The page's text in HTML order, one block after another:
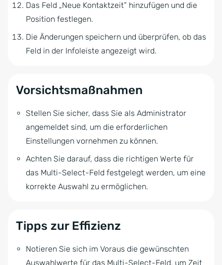
Das Feld „Neue Kontaktzeit” hinzufügen und die
Position festlegen.
Die Änderungen speichern und überprüfen, ob das
Feld in der Infoleiste angezeigt wird.
Vorsichtsmaßnahmen
Stellen Sie sicher, dass Sie als Administrator
angemeldet sind, um die erforderlichen
Einstellungen vornehmen zu können.
Achten Sie darauf, dass die richtigen Werte für
das Multi-Select-Feld festgelegt werden, um eine
korrekte Auswahl zu ermöglichen.
Tipps zur Effizienz
Notieren Sie sich im Voraus die gewünschten
Auswahlwerte für das Multi-Select-Feld, um Zeit